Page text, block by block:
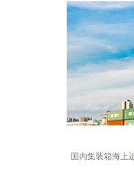
国内集装箱海上